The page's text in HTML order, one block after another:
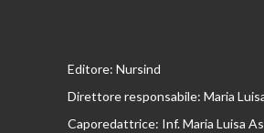
Editore: Nursind
Direttore responsabile: Maria
Caporedattrice: Inf. Maria Luisa